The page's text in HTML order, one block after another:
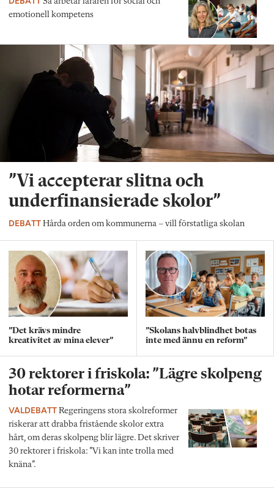
emotionell kompetens
”Vi accepterar slitna och
underfinansierade skolor”
DEBATT Hårda orden om kommunerna – vill förstatliga skolan
”Det krävs mindre
kreativitet av mina elever”
”Skolans halvblindhet botas
inte med ännu en reform”
30 rektorer i friskola: ”Lägre skolpeng
hotar reformerna”
VALDEBATT Regeringens stora skolreformer
riskerar att drabba fristående skolor extra
hårt, om deras skolpeng blir lägre. Det skriver
30 rektorer i friskola: ”Vi kan inte trolla med
knäna”.